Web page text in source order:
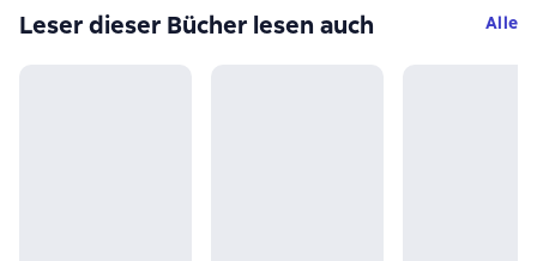
Leser dieser Bücher lesen auch Alle